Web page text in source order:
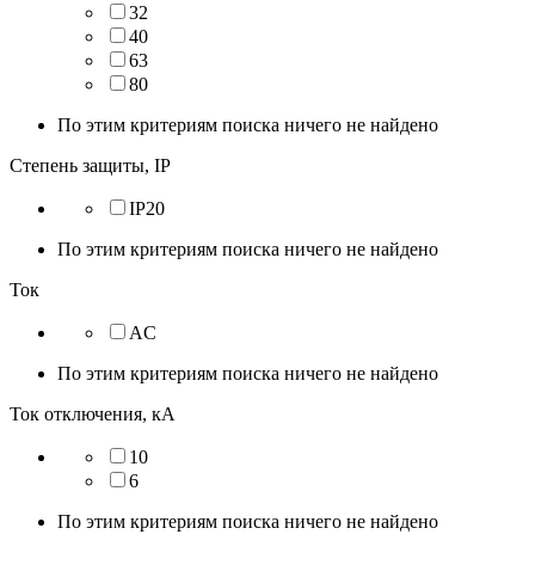
32
40
63
80
По этим критериям поиска ничего не найдено
Степень защиты, IP
IP20
По этим критериям поиска ничего не найдено
Ток
AC
По этим критериям поиска ничего не найдено
Ток отключения, кА
10
6
По этим критериям поиска ничего не найдено